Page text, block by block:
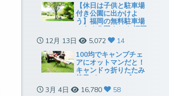
【休日は子供と駐車場
付き公園に出かけよ
う】福岡の無料駐車場
のある公園まとめ[福岡
市以外]
12月 13日 5,072
14
100均でキャンプチェ
アにオットマンだと！
キャンドゥ折りたたみ
椅子がミニテーブルに
も使えていい感じ
3月 4日 16,780
58